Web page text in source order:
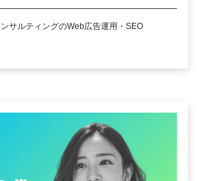
サルティングのWeb広告運用・SEO